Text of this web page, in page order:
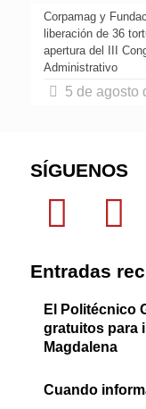
Corpamag y
liberación de 36
apertura del III
Administrativo
5 de agosto
SÍGUENOS
Entradas
El Politécnico
gratuitos para
Magdalena
Cuando